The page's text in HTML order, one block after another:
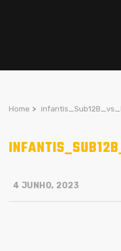
Home >
4 JUNHO, 2023